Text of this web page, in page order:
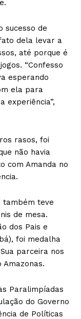
sucesso de
dela levar a
até porque é
“Confesso
esperando
ela para
experiência”,
rasos, foi
não havia
com Amanda no
também teve
de mesa.
dos Pais e
foi medalha
parceira nos
Paralimpíadas
do Governo
de Políticas